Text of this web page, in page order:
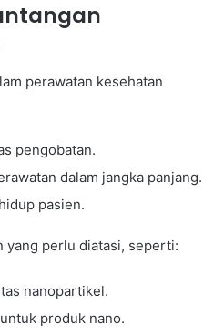
perawatan kesehatan
pengobatan.
dalam jangka panjang.
pasien.
yang perlu diatasi, seperti:
nanopartikel.
produk nano.